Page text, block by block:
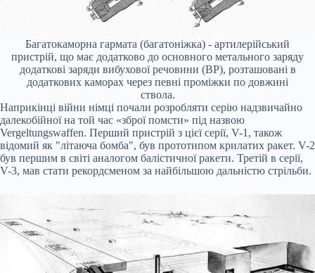
Багатокаморна гармата (багатоніжка) - артилерійський
пристрій, що має додатково до основного метального заряду
додаткові заряди вибухової речовини (ВР), розташовані в
додаткових каморах через певні проміжки по довжині
ствола.
Наприкінці війни німці почали розробляти серію надзвичайно
далекобійної на той час «зброї помсти» під назвою
Vergeltungswaffen. Перший пристрій з цієї серії, V-1, також
відомий як "літаюча бомба", був прототипом крилатих ракет. V-2
був першим в світі аналогом балістичної ракети. Третій в серії,
V-3, мав стати рекордсменом за найбільшою дальністю стрільби.